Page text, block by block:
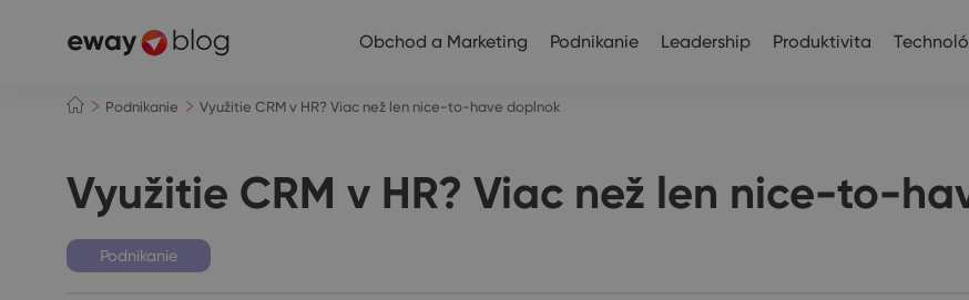
Obchod a Marketing Podnikanie Leadership Produktivita
Podnikanie Využitie CRM v HR? Viac než len nice-to-have doplnok
Využitie CRM v HR? Viac než len nice-to-
Podnikanie